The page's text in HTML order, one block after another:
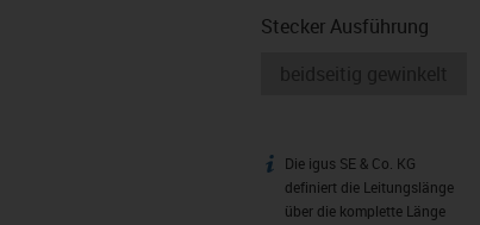
Stecker Ausführung
igus-icon-info
Die igus SE & Co. KG
definiert die Leitungslänge
über die komplette Länge